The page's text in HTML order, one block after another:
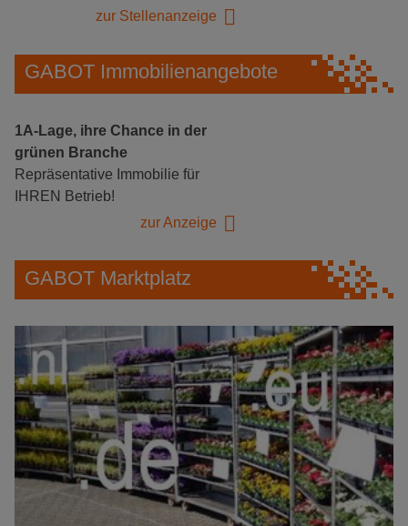
zur Stellenanzeige
GABOT Immobilienangebote
1A-Lage, ihre Chance in der
grünen Branche
Repräsentative Immobilie für
IHREN Betrieb!
zur Anzeige
GABOT Marktplatz